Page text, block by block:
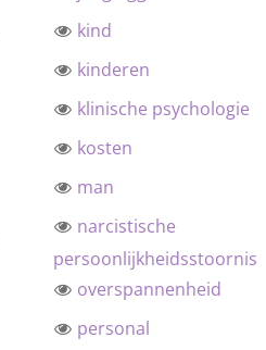
kind
kinderen
klinische psychologie
kosten
man
narcistische
persoonlijkheidsstoornis
overspannenheid
personal